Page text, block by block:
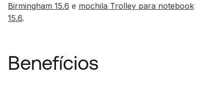
Birmingham 15.6 e mochila Trolley para notebook
15.6.
Benefícios